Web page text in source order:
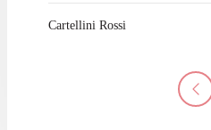
Cartellini Rossi